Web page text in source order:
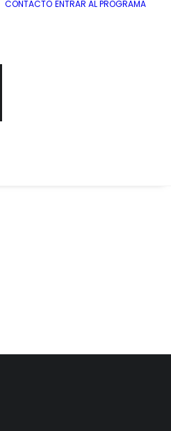
CONTACTO ENTRAR AL PROGRAMA